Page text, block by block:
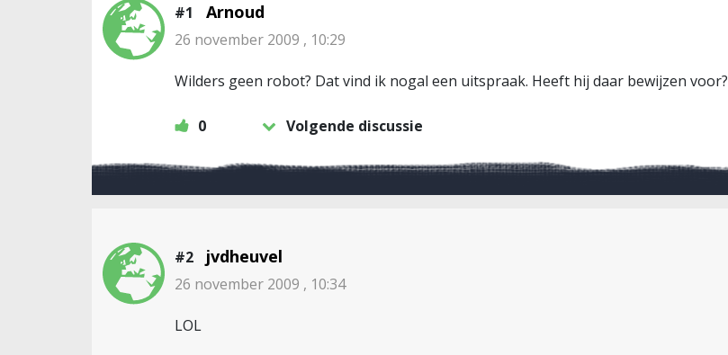
#1 Arnoud
26 november 2009 , 10:29
Wilders geen robot? Dat vind ik nogal een uitspraak. Heeft hij daar bewijzen voor?
0 Volgende discussie
#2 jvdheuvel
26 november 2009 , 10:34
LOL